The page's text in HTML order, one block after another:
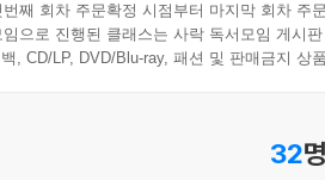
기가 운동화와 달리고 싶은 마음만
하는지, 풀코스를 뛰기 전 무엇을
리기에 필요한 장비, 달리기 용어 정
번째 회차 주문확정 시점부터 마지막 회차 주
으로 진행된 클래스는 사락 독서모임 게시
, CD/LP, DVD/Blu-ray, 패션 및 판매금지 상
32